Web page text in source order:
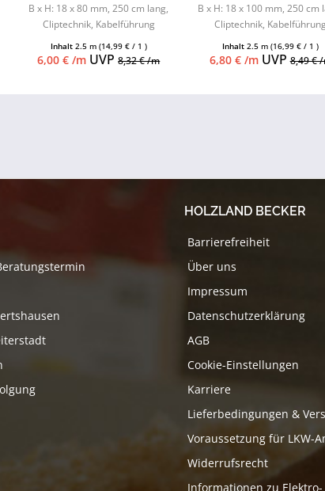
B x H: 18 x 80 mm, 250 cm lang,
Cliptechnik, Kabelführung
Zubehör...
Inhalt 2.5 m (14,99 € / 1 )
6,00 € /m UVP8,32 € /m
B x H: 18 x 100 mm, 250 cm
Cliptechnik, Kabelführung
Zubehör...
Inhalt2.5 m(16,99 € / 1 )
6,80 € /mUVP8,49 €
HOLZLAND BECKER
Barrierefreiheit
Über uns
Impressum
Datenschutzerklärung
AGB
Cookie-Einstellungen
Karriere
Lieferbedingungen &
Voraussetzung für LKW-
Widerrufsrecht
Informationen zu